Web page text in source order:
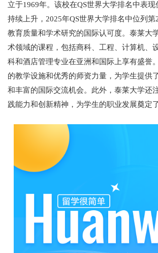
立于1969年。该校在QS世界大学排名中表
持续上升，2025年QS世界大学排名中位列
教育质量和学术研究的国际认可度。泰莱大
术领域的课程，包括商科、工程、计算机、
科和酒店管理专业在亚洲和国际上享有盛誉
的教学设施和优秀的师资力量，为学生提供
和丰富的国际交流机会。此外，泰莱大学还
践能力和创新精神，为学生的职业发展奠定